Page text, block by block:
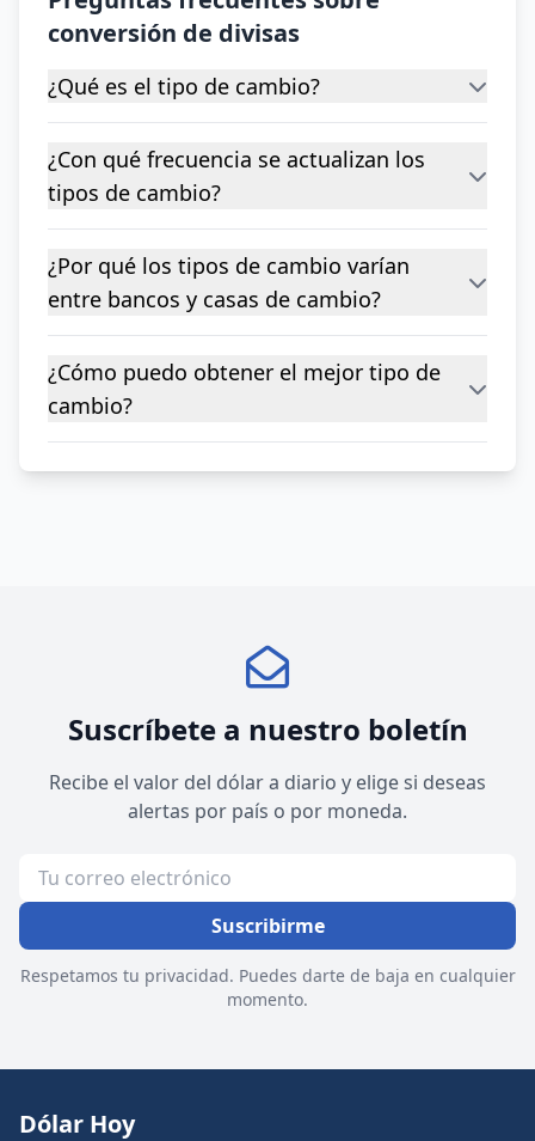
conversión de divisas
¿Qué es el tipo de cambio?
¿Con qué frecuencia se actualizan los
tipos de cambio?
¿Por qué los tipos de cambio varían
entre bancos y casas de cambio?
¿Cómo puedo obtener el mejor tipo de
cambio?
Suscríbete a nuestro boletín
Recibe el valor del dólar a diario y elige si deseas
alertas por país o por moneda.
Suscribirme
Respetamos tu privacidad. Puedes darte de baja en cualquier
momento.
Dólar Hoy